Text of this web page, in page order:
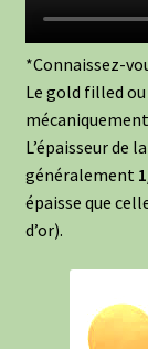
*Connaissez-
Le gold filled
L’épaisseur de
généralement
épaisse que
d’or).